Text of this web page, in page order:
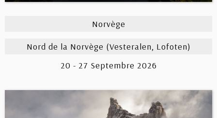
Norvège
Nord de la Norvège (Vesteralen, Lofoten)
20 - 27 Septembre 2026